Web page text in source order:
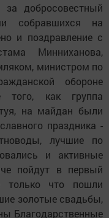
за добросовестный
собравшихся на
и поздравление с
Минниханова,
министром по
обороне
того, как группа
на майдан были
праздника -
лучшие по
и активные
пойдут в первый
что пошли
золотые свадьбы,
Благодарственные